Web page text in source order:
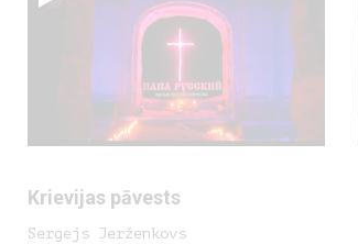
Krievijas pāvests
Sergejs Jerženkovs